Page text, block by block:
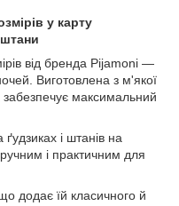
у карту
від бренда Pijamoni —
Виготовлена з м'якої
максимальний
і штанів на
і практичним для
додає їй класичного й